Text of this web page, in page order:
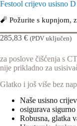
Festool crijevo usisno
🧨 Požurite s kupnjom,
285,83 € (PDV uključen)
za poslove čišćenja s
nije prikladno za
Glatko i još više bez
Naše usisno
osigurava
Robusna, glatka